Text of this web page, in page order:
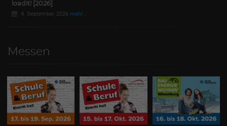
loadit! [2026]
4. September 2026 mehr...
Messen